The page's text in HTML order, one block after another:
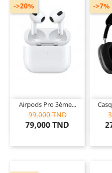
Airpods Pro 3ème...
99,000 TND
79,000 TND
->20% ->7%